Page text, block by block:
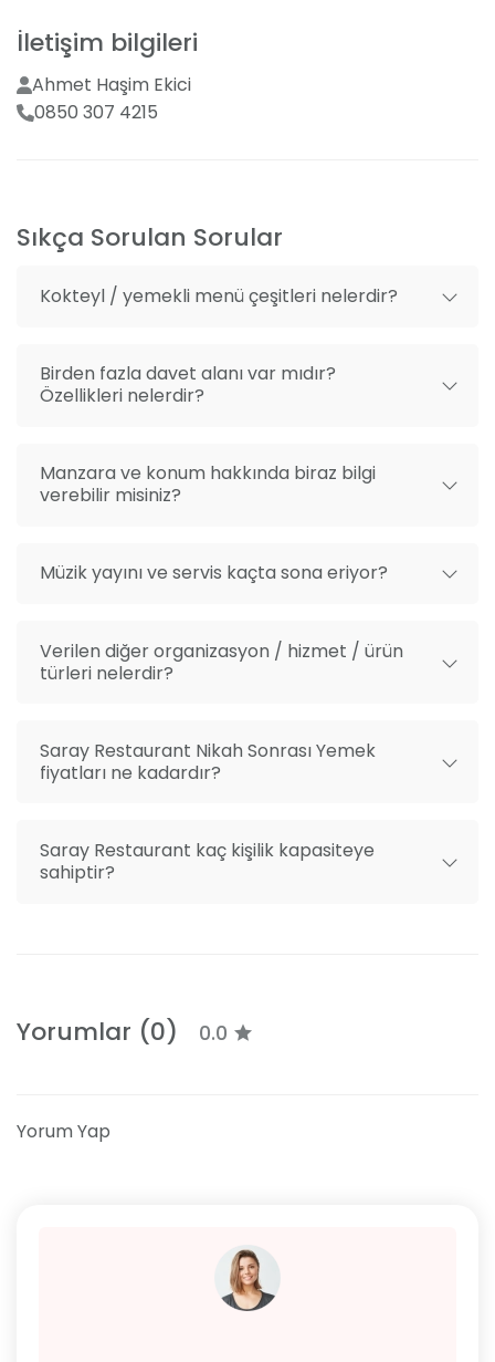
bağlı menü tadımı yaparak, özel gününüz için
mükemmel menüyü birlikte oluşturabiliriz.
Şık ve Konforlu Mekan
Açılır kapanır tavanımız altında, Karadeniz'in nefes
kesen manzarasını seyrederken, unutulmaz anlar
yaşayabilirsiniz.
İletişim bilgileri
Ahmet Haşim Ekici
0850 307 4215
Sıkça Sorulan Sorular
Kokteyl / yemekli menü çeşitleri nelerdir?
Birden fazla davet alanı var mıdır?
Özellikleri nelerdir?
Manzara ve konum hakkında biraz bilgi
verebilir misiniz?
Müzik yayını ve servis kaçta sona eriyor?
Verilen diğer organizasyon / hizmet / ürün
türleri nelerdir?
Saray Restaurant Nikah Sonrası Yemek
fiyatları ne kadardır?
Saray Restaurant kaç kişilik kapasiteye
sahiptir?
Yorumlar (0) 0.0
Yorum Yap